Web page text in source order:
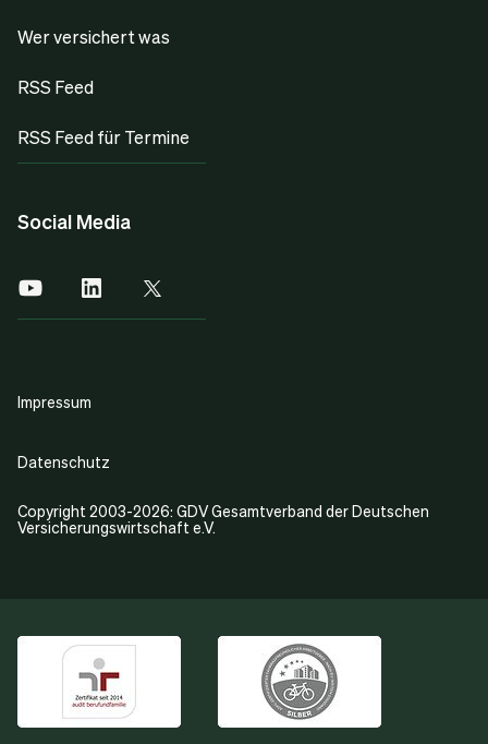
Wer versichert was
RSS Feed
RSS Feed für Termine
Social Media
Copyright 2003-2026: GDV Gesamtverband der Deutschen
Versicherungswirtschaft e.V.
Impressum
Datenschutz